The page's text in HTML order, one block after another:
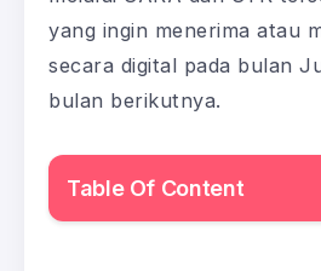
yang ingin menerima atau
secara digital pada bulan
bulan berikutnya.
Table Of Content